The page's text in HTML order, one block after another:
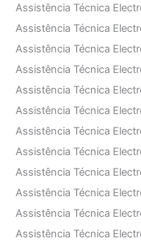
Assistência Técnica
Assistência Técnica
Assistência Técnica
Assistência Técnica
Assistência Técnica
Assistência Técnica
Assistência Técnica
Assistência Técnica
Assistência Técnica
Assistência Técnica
Assistência Técnica
Assistência Técnica